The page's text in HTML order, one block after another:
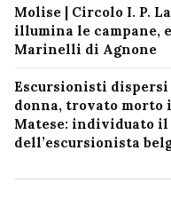
Molise | Circolo I. P. La
illumina le campane,
Marinelli di Agnone
Escursionisti dispersi
donna, trovato morto
Matese: individuato il
dell’escursionista